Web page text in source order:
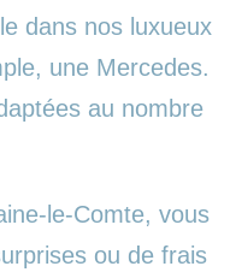
dans nos luxueux
une Mercedes.
au nombre
le-Comte, vous
ou de frais